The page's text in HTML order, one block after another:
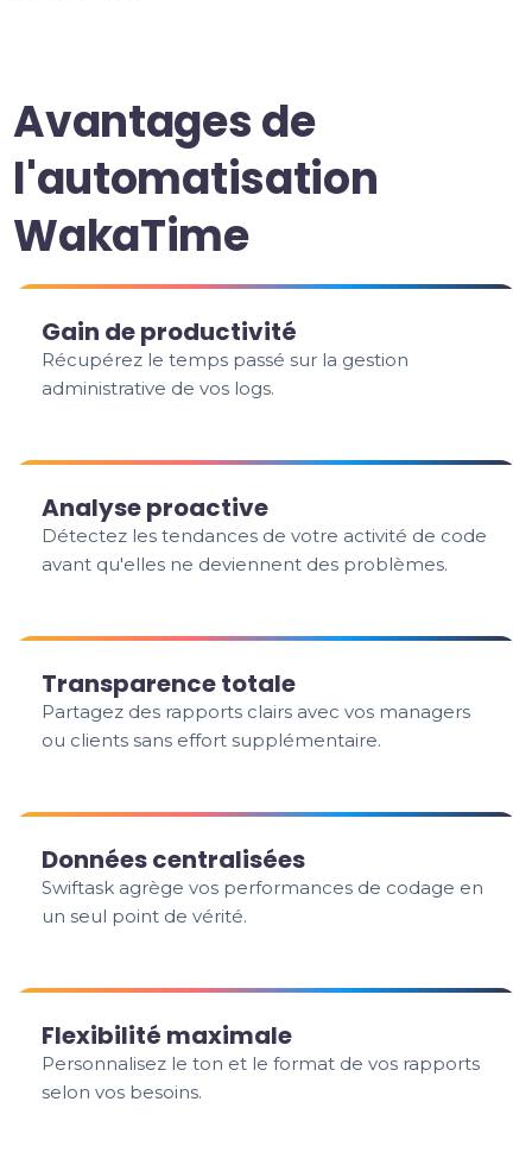
Avantages de
l'automatisation
WakaTime
Gain de productivité
Récupérez le temps passé sur la gestion
administrative de vos logs.
Analyse proactive
Détectez les tendances de votre activité de code
avant qu'elles ne deviennent des problèmes.
Transparence totale
Partagez des rapports clairs avec vos managers
ou clients sans effort supplémentaire.
Données centralisées
Swiftask agrège vos performances de codage en
un seul point de vérité.
Flexibilité maximale
Personnalisez le ton et le format de vos rapports
selon vos besoins.